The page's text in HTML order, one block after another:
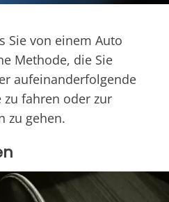
Sie von einem Auto
Methode, die Sie
aufeinanderfolgende
zu fahren oder zur
zu gehen.